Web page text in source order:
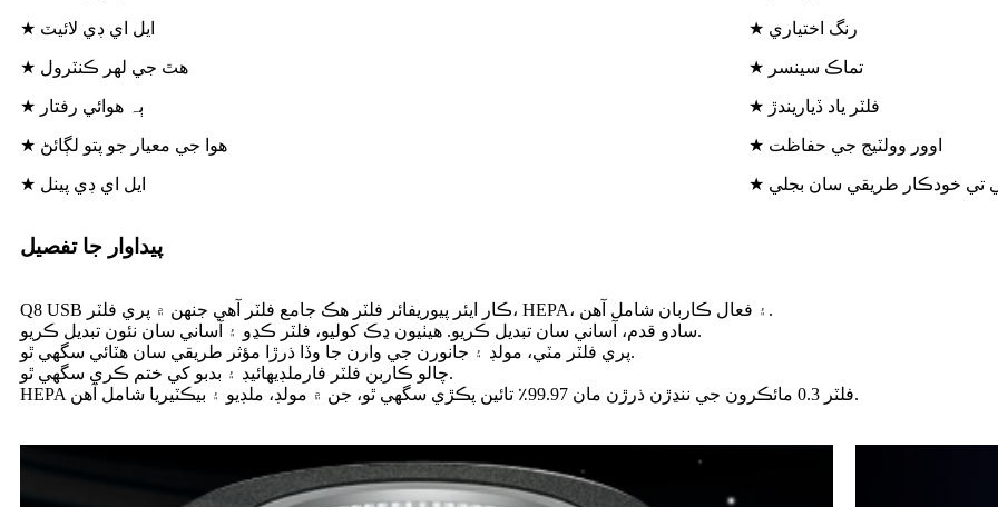
★ ايل اي ڊي لائيٽ
★ هٿ جي لهر ڪنٽرول
★ ٻہ هوائي رفتار
★ هوا جي معيار جو پتو لڳائڻ
★ ايل اي ڊي پينل
★ رنگ اختياري
★ تماڪ سينسر
★ فلٽر ياد ڏياريندڙ
★ اوور وولٽيج جي حفاظت
تي خودڪار طريقي سان بجلي
پيداوار جا تفصيل
Q8 USB ڪار ايئر پيوريفائر فلٽر هڪ جامع فلٽر آهي جنهن ۾ پري فلٽر، HEPA، ۽ فعال ڪاربان شامل آهن.
سادو قدم، آساني سان تبديل ڪريو. هيٺيون ڍڪ کوليو، فلٽر ڪڍو ۽ آساني سان نئون تبديل ڪريو.
پري فلٽر مٽي، مولڊ ۽ جانورن جي وارن جا وڏا ذرڙا مؤثر طريقي سان هٽائي سگھي ٿو.
چالو ڪاربن فلٽر فارملڊيهائيڊ ۽ بدبو کي ختم ڪري سگھي ٿو.
HEPA فلٽر 0.3 مائڪرون جي ننڍڙن ذرڙن مان 99.97٪ تائين پڪڙي سگھي ٿو، جن ۾ مولڊ، ملڊيو ۽ بيڪٽيريا شامل آهن.